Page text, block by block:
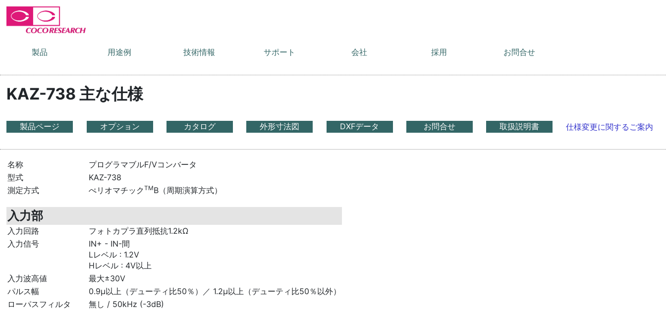
製品 用途例 技術情報 サポート 会社 採用 お問合せ
KAZ-738 主な仕様
製品ページ オプション カタログ 外形寸法図 DXFデータ お問合せ 取扱説明書 仕様変更に関するご案内
名称
プログラマブルF/Vコンバータ
型式
KAZ-738
測定方式
ぺリオマチック TMB（周期演算方式）
入力部
入力回路
フォトカプラ直列抵抗1.2kΩ
入力信号
IN+ - IN-間
Lレベル : 1.2V
Hレベル : 4V以上
入力波高値
最大±30V
パルス幅
0.9μ以上（デューティ比50％）／ 1.2μ以上（デューティ比50％以外）
ローパスフィルタ
無し / 50kHz (-3dB)